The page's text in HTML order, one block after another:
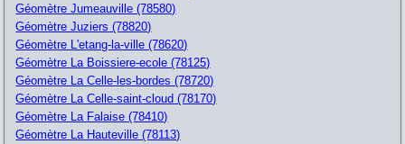
Géomètre Jumeauville (78580)
Géomètre Juziers (78820)
Géomètre L'etang-la-ville (78620)
Géomètre La Boissiere-ecole (78125)
Géomètre La Celle-les-bordes (78720)
Géomètre La Celle-saint-cloud (78170)
Géomètre La Falaise (78410)
Géomètre La Hauteville (78113)